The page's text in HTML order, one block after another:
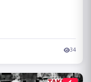
34